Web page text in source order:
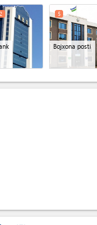
2
Bojxona posti
5